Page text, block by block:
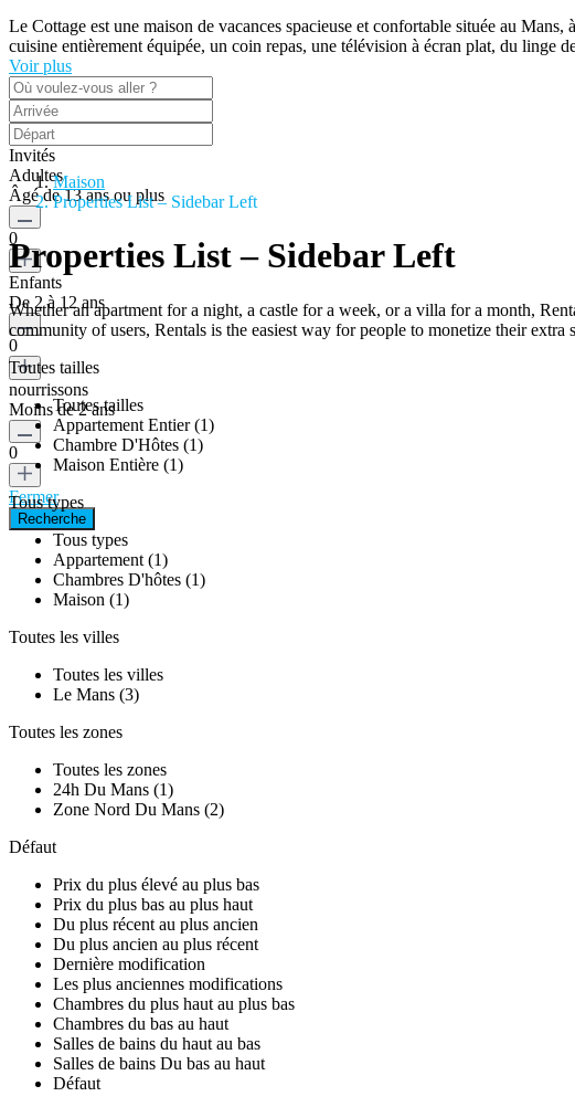
Le Cottage est une maison de vacances spacieuse et confortable située au
cuisine entièrement équipée, un coin repas, une télévision à écran plat, du linge
Voir plus
Invités
Adultes
Âgé de 13 ans ou plus
0
Enfants
De 2 à 12 ans
0
nourrissons
Moins de 2 ans
0
Fermer
Maison
Properties List – Sidebar Left
Properties List – Sidebar Left
Whether an apartment for a night, a castle for a week, or a villa for a month,
community of users, Rentals is the easiest way for people to monetize their extra
Toutes tailles
Toutes tailles
Appartement Entier (1)
Chambre D'Hôtes (1)
Maison Entière (1)
Tous types
Tous types
Appartement (1)
Chambres D'hôtes (1)
Maison (1)
Toutes les villes
Toutes les villes
Le Mans (3)
Toutes les zones
Toutes les zones
24h Du Mans (1)
Zone Nord Du Mans (2)
Défaut
Prix ​​du plus élevé au plus bas
Prix ​​du plus bas au plus haut
Du plus récent au plus ancien
Du plus ancien au plus récent
Dernière modification
Les plus anciennes modifications
Chambres du plus haut au plus bas
Chambres du bas au haut
Salles de bains du haut au bas
Salles de bains Du bas au haut
Défaut